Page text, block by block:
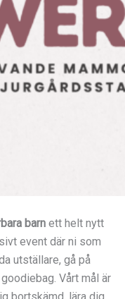
barn ett helt nytt
event där ni som
utställare, gå på
Vårt mål är